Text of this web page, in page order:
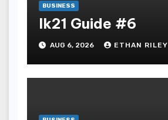
BUSINESS
lk21 Guide #6
AUG 6, 2026 ETHAN RILEY